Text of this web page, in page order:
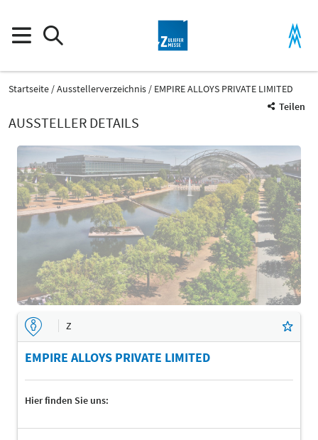
Startseite Ausstellerverzeichnis
EMPIRE ALLOYS PRIVATE LIMITED
Teilen
AUSSTELLER DETAILS
Z
EMPIRE ALLOYS PRIVATE LIMITED
Hier finden Sie uns: